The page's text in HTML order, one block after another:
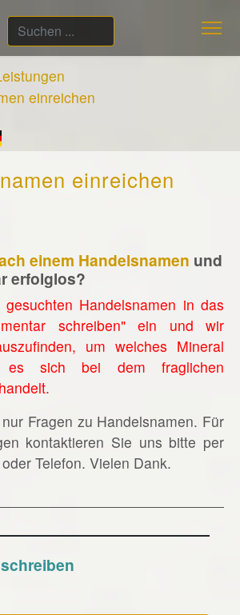
Suchen
...
einreichen
einreichen
einem Handelsnamen und
erfolglos?
Handelsnamen in das
schreiben" ein und wir
um welches Mineral
es sich bei dem fraglichen
Fragen zu Handelsnamen. Für
kontaktieren Sie uns bitte per
Telefon. Vielen Dank.